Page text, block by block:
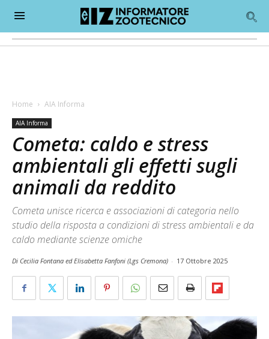
Home AIA Informa
AIA Informa
Cometa: caldo e stress
ambientali gli effetti sugli
animali da reddito
Cometa unisce ricerca e associazioni di categoria nello
studio della risposta a condizioni di stress ambientali e da
caldo mediante scienze omiche
Di Cecilia Fontana ed Elisabetta Fanfoni (Lgs Cremona) - 17 Ottobre 2025